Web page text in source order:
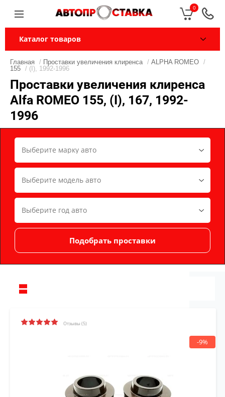
0
Каталог товаров
Главная / Проставки увеличения клиренса / ALPHA ROMEO /
155 / (I), 1992-1996
Проставки увеличения клиренса
Alfa ROMEO 155, (I), 167, 1992-
1996
Отзывы (5)
-9%